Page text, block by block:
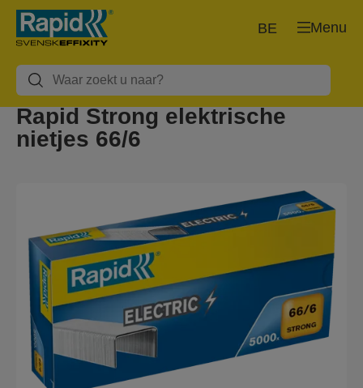
Menu
BE
Rapid Strong elektrische
nietjes 66/6